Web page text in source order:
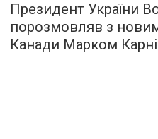
Президент України
порозмовляв з
Канади Марком